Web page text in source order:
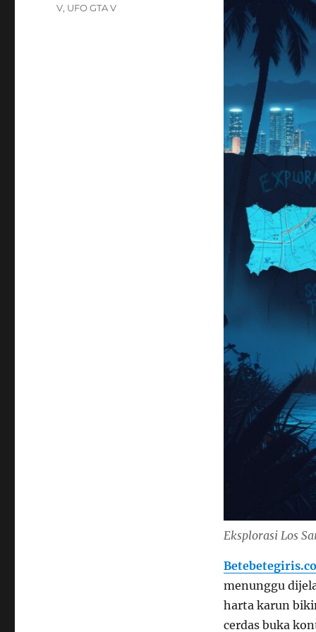
Eksplorasi Los
menunggu
harta karun
cerdas buka
V, UFO GTA V